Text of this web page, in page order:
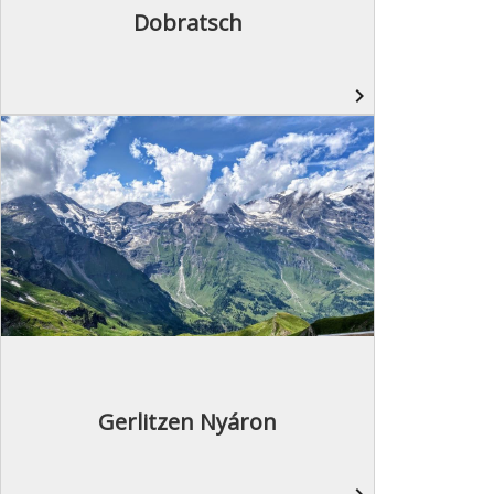
Dobratsch
navigate_next
Gerlitzen Nyáron